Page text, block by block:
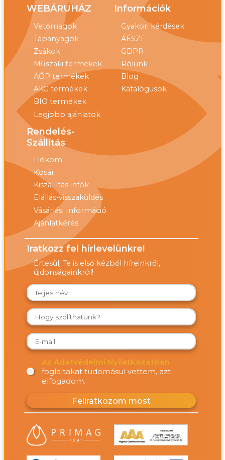
WEBÁRUHÁZ
Vetőmagok
Tápanyagok
Zsákok
Műszaki termékek
AÖP termékek
AKG termékek
BIO termékek
Legjobb ajánlatok
Információk
Gyakori kérdések
ÁÉSZF
GDPR
Rólunk
Blog
Katalógusok
Rendelés-
Szállítás
Fiókom
Kosár
Kiszállítás infók
Elállás-visszaküldés
Vásárlási Információ
Ajánlatkérés
Iratkozz fel hírlevelünkre!
Értesülj Te is első kézből híreinkről,
újdonságainkról!
Az Adatvédelmi Nyilatkozatban
foglaltakat tudomásul vettem, azt
elfogadom.
Feliratkozom most